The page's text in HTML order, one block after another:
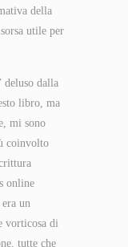
della
utile per
deluso dalla
libro, ma
mi sono
coinvolto
online
un
vorticosa di
tutte che